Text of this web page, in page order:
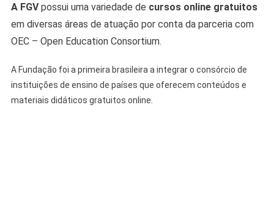
A FGVpossui uma variedade de cursos online gratuitos
em diversas áreas de atuação por conta da parceria com
OEC – Open Education Consortium.
A Fundação foi a primeira brasileira a integrar o consórcio de
instituições de ensino de países que oferecem conteúdos e
materiais didáticos gratuitos online.